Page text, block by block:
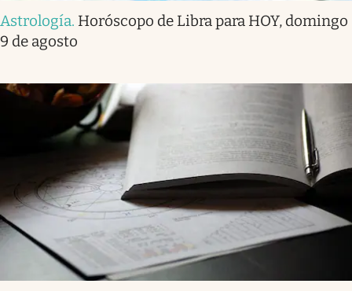
Astrología. Horóscopo de Libra para HOY, domingo
9 de agosto